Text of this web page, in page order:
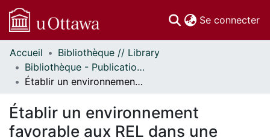
Se connecter
Communautés
et collections
Parcourir
Statistiques
À propos
Accueil
Bibliothèque // Library
Bibliothèque - Publications // Library - Publications
Établir un environnement favorable aux REL dans une université canadienne bilingue
Établir un environnement
favorable aux REL dans une